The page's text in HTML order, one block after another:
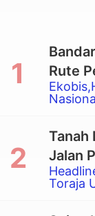
Ekobis
Rute
Toraja
Tanah
Jalan
Total